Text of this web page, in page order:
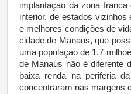
implantaçao da zona
interior, de estados
e melhores condições de
cidade de Manaus, que
uma populaçao de 1.7
de Manaus não é diferente
baixa renda na periferia
concentraram nas margens